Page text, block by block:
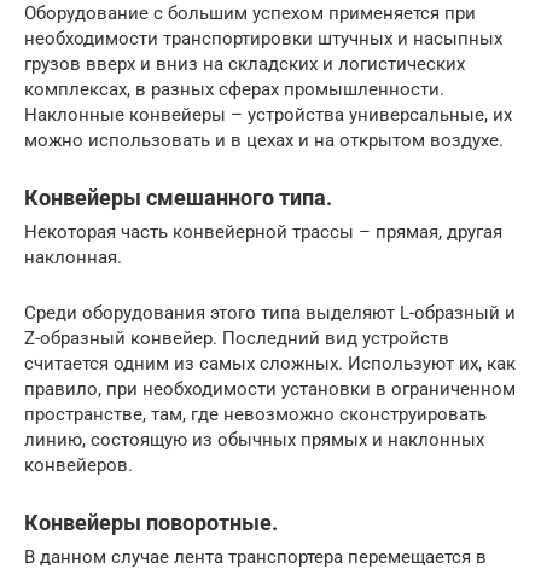
Оборудование с большим успехом применяется при
необходимости транспортировки штучных и насыпных
грузов вверх и вниз на складских и логистических
комплексах, в разных сферах промышленности.
Наклонные конвейеры – устройства универсальные, их
можно использовать и в цехах и на открытом воздухе.
Конвейеры смешанного типа.
Некоторая часть конвейерной трассы – прямая, другая
наклонная.
Среди оборудования этого типа выделяют L-образный и
Z-образный конвейер. Последний вид устройств
считается одним из самых сложных. Используют их, как
правило, при необходимости установки в ограниченном
пространстве, там, где невозможно сконструировать
линию, состоящую из обычных прямых и наклонных
конвейеров.
Конвейеры поворотные.
В данном случае лента транспортера перемещается в